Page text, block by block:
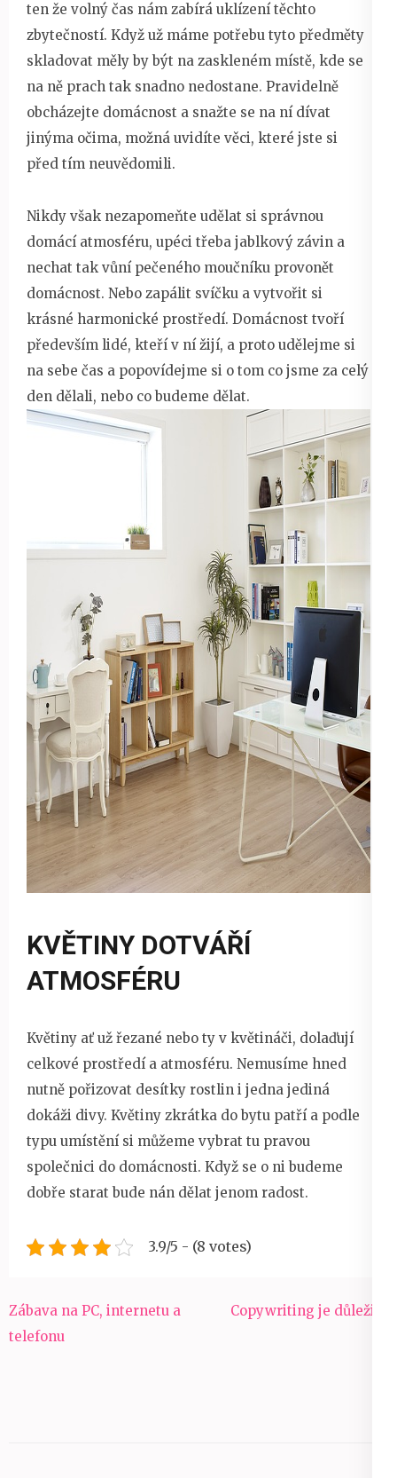
ten že volný čas nám zabírá uklízení těchto
zbytečností. Když už máme potřebu tyto předměty
skladovat měly by být na zaskleném místě, kde se
na ně prach tak snadno nedostane. Pravidelně
obcházejte domácnost a snažte se na ní dívat
jinýma očima, možná uvidíte věci, které jste si
před tím neuvědomili.
Nikdy však nezapomeňte udělat si správnou
domácí atmosféru, upéci třeba jablkový závin a
nechat tak vůní pečeného moučníku provonět
domácnost. Nebo zapálit svíčku a vytvořit si
krásné harmonické prostředí. Domácnost tvoří
především lidé, kteří v ní žijí, a proto udělejme si
na sebe čas a popovídejme si o tom co jsme za celý
den dělali, nebo co budeme dělat.
KVĚTINY DOTVÁŘÍ
ATMOSFÉRU
Květiny ať už řezané nebo ty v květináči, dolaďují
celkové prostředí a atmosféru. Nemusíme hned
nutně pořizovat desítky rostlin i jedna jediná
dokáži divy. Květiny zkrátka do bytu patří a podle
typu umístění si můžeme vybrat tu pravou
společnici do domácnosti. Když se o ni budeme
dobře starat bude nán dělat jenom radost.
3.9/5 - (8 votes)
Navigace
pro
Zábava na PC, internetu a
telefonu
Copywriting je důležitý